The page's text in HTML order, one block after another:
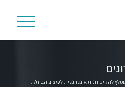
להקים חנות אינטרנטית לעיצוב הבית?...